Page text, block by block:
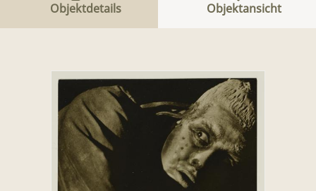
Objektdetails Objektansicht